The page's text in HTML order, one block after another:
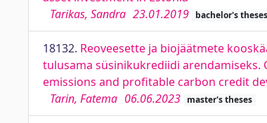
Tarikas, Sandra 23.01.2019 bachelor's theses
18132. Reoveesette ja biojäätmete
tulusama süsinikukrediidi arendamiseks.
emissions and profitable carbon credit
Tarin, Fatema 06.06.2023 master's theses